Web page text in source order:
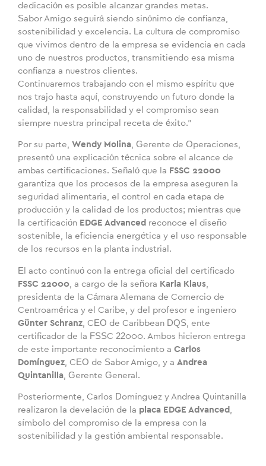
dedicación es posible alcanzar grandes metas.
Sabor Amigo seguirá siendo sinónimo de confianza,
sostenibilidad y excelencia. La cultura de compromiso
que vivimos dentro de la empresa se evidencia en cada
uno de nuestros productos, transmitiendo esa misma
confianza a nuestros clientes.
Continuaremos trabajando con el mismo espíritu que
nos trajo hasta aquí, construyendo un futuro donde la
calidad, la responsabilidad y el compromiso sean
siempre nuestra principal receta de éxito.”
Por su parte, Wendy Molina, Gerente de Operaciones,
presentó una explicación técnica sobre el alcance de
ambas certificaciones. Señaló que la FSSC 22000
garantiza que los procesos de la empresa aseguren la
seguridad alimentaria, el control en cada etapa de
producción y la calidad de los productos; mientras que
la certificación EDGE Advanced reconoce el diseño
sostenible, la eficiencia energética y el uso responsable
de los recursos en la planta industrial.
El acto continuó con la entrega oficial del certificado
FSSC 22000 , a cargo de la señora Karla Klaus
presidenta de la Cámara Alemana de Comercio de
Centroamérica y el Caribe, y del profesor e ingeniero
Günter Schranz , CEO de Caribbean DQS, ente
certificador de la FSSC 22000. Ambos hicieron entrega
de este importante reconocimiento a Carlos
Domínguez , CEO de Sabor Amigo, y a Andrea
Quintanilla , Gerente General.
Posteriormente, Carlos Domínguez y Andrea Quintanilla
realizaron la develación de la placa EDGE Advanced
símbolo del compromiso de la empresa con la
sostenibilidad y la gestión ambiental responsable.